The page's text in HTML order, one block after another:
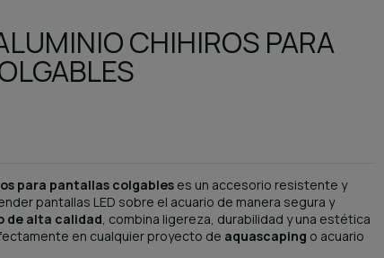
CHIHIROS PARA
para pantallas colgableses un accesorio resistente y
pantallas LED sobre el acuario de manera segura y
de alta calidad , combina ligereza, durabilidad y una estética
en cualquier proyecto de aquascaping o acuario